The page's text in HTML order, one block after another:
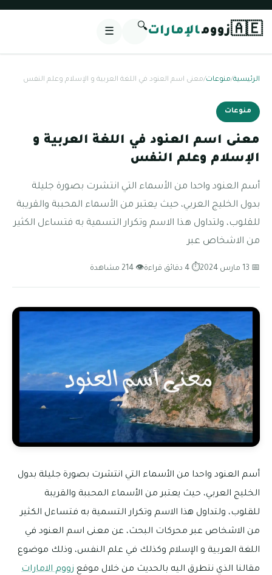
🇦🇪زوومالإمارات🔍
☰
الرئيسية/منوعات/معنى اسم العنود في اللغة العربية و الإسلام وعلم النفس
منوعات
معنى اسم العنود في اللغة العربية و
الإسلام وعلم النفس
أسم العنود واحدا من الأسماء التي انتشرت بصورة جليلة
بدول الخليج العربي، حيث يعتبر من الأسماء المحببة والقريبة
للقلوب، ولتداول هذا الاسم وتكرار التسمية به فتساءل الكثير
من الاشخاص عبر
📅 13 مارس 2024 ⏱ 4 دقائق قراءة 👁 214 مشاهدة
أسم العنود واحدا من الأسماء التي انتشرت بصورة جليلة بدول
الخليج العربي، حيث يعتبر من الأسماء المحببة والقريبة
للقلوب، ولتداول هذا الاسم وتكرار التسمية به فتساءل الكثير
من الاشخاص عبر محركات البحث، عن معنى اسم العنود في
اللغة العربية و الإسلام وكذلك في علم النفس، وذلك موضوع
مقالنا الذي نتطرق اليه بالحديث من خلال موقع زووم الامارات